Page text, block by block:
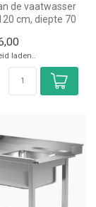
de vaatwasser
cm, diepte 70
laden..